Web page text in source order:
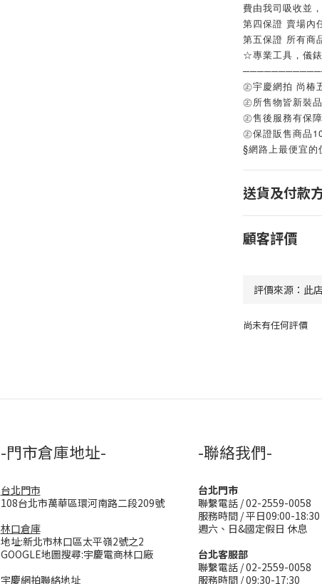
費由我司吸收並
第四保證 賣場內
第五保證 所有商
☆專業工具，儀
㊣宇慶網拍 尚椿
㊣所售物皆新裝
㊣售後服務有保
㊣保證販售商品
§網路上最便宜的
送貨及付款
顧客評價
尚未有任何評價
-門市倉庫地址-
台北門市
108台北市萬華區環河南路二段209號
林口倉庫
地址:新北市林口區太平嶺2號之2
GOOGLE地圖搜尋:宇慶電商林口廠
宇慶網拍聯絡地址
-聯絡我們-
台北門市
聯繫電話 / 02-2559-0058
服務時間 / 平日09:00-18:30
週六、日&國定假日 休息
台北客服部
聯繫電話 / 02-2559-0058
服務時間 / 09:30-17:30